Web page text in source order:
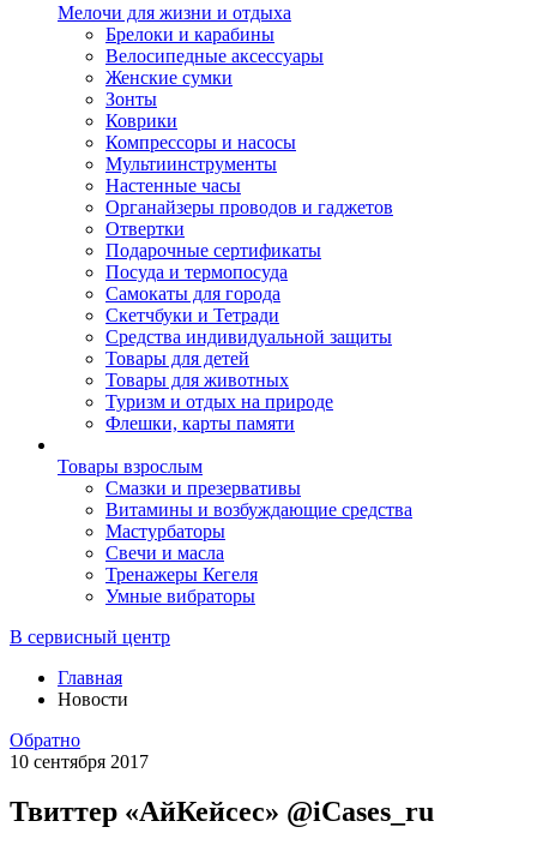
Мелочи для жизни и отдыха
Брелоки и карабины
Велосипедные аксессуары
Женские сумки
Зонты
Коврики
Компрессоры и насосы
Мультиинструменты
Настенные часы
Органайзеры проводов и гаджетов
Отвертки
Подарочные сертификаты
Посуда и термопосуда
Самокаты для города
Скетчбуки и Тетради
Средства индивидуальной защиты
Товары для детей
Товары для животных
Туризм и отдых на природе
Флешки, карты памяти
Товары взрослым
Смазки и презервативы
Витамины и возбуждающие средства
Мастурбаторы
Свечи и масла
Тренажеры Кегеля
Умные вибраторы
В сервисный центр
Главная
Новости
Обратно
10 сентября 2017
Твиттер «АйКейсес» ‏@iCases_ru